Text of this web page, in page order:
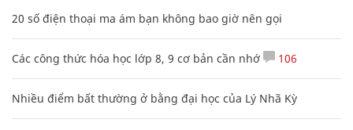
20 số điện thoại ma ám bạn không bao giờ nên gọi
Các công thức hóa học lớp 8, 9 cơ bản cần nhớ 106
Nhiều điểm bất thường ở bằng đại học của Lý Nhã Kỳ